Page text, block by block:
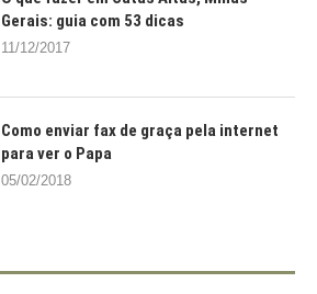
Gerais: guia com 53 dicas
11/12/2017
Como enviar fax de graça pela internet
para ver o Papa
05/02/2018